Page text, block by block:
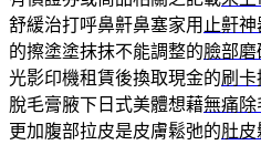
舒緩治打呼鼻鼾鼻塞家用 止鼾神
的擦塗塗抹抹不能調整的臉部磨
光影印機租賃後換取現金的刷卡
脫毛膏腋下日式美體想藉無痛除
更加腹部拉皮是皮膚鬆弛的肚皮